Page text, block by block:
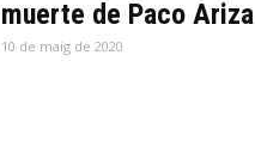
muerte de Paco Ariza
10 de maig de 2020